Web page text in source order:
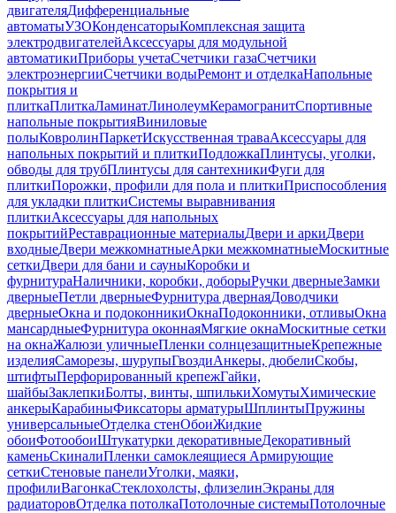
двигателяДифференциальные
автоматыУЗОКонденсаторыКомплексная защита
электродвигателейАксессуары для модульной
автоматикиПриборы учетаСчетчики газаСчетчики
электроэнергииСчетчики водыРемонт и отделкаНапольные
покрытия и
плиткаПлиткаЛаминатЛинолеумКерамогранитСпортивные
напольные покрытияВиниловые
полыКовролинПаркетИскусственная траваАксессуары для
напольных покрытий и плиткиПодложкаПлинтусы, уголки,
обводы для трубПлинтусы для сантехникиФуги для
плиткиПорожки, профили для пола и плиткиПриспособления
для укладки плиткиСистемы выравнивания
плиткиАксессуары для напольных
покрытийРеставрационные материалыДвери и аркиДвери
входныеДвери межкомнатныеАрки межкомнатныеМоскитные
сеткиДвери для бани и сауныКоробки и
фурнитураНаличники, коробки, доборыРучки дверныеЗамки
дверныеПетли дверныеФурнитура двернаяДоводчики
дверныеОкна и подоконникиОкнаПодоконники, отливыОкна
мансардныеФурнитура оконнаяМягкие окнаМоскитные сетки
на окнаЖалюзи уличныеПленки солнцезащитныеКрепежные
изделияСаморезы, шурупыГвоздиАнкеры, дюбелиСкобы,
штифтыПерфорированный крепежГайки,
шайбыЗаклепкиБолты, винты, шпилькиХомутыХимические
анкерыКарабиныФиксаторы арматурыШплинтыПружины
универсальныеОтделка стенОбоиЖидкие
обоиФотообоиШтукатурки декоративныеДекоративный
каменьСкиналиПленки самоклеящиеся Армирующие
сеткиСтеновые панелиУголки, маяки,
профилиВагонкаСтеклохолсты, флизелинЭкраны для
радиаторовОтделка потолкаПотолочные системыПотолочные